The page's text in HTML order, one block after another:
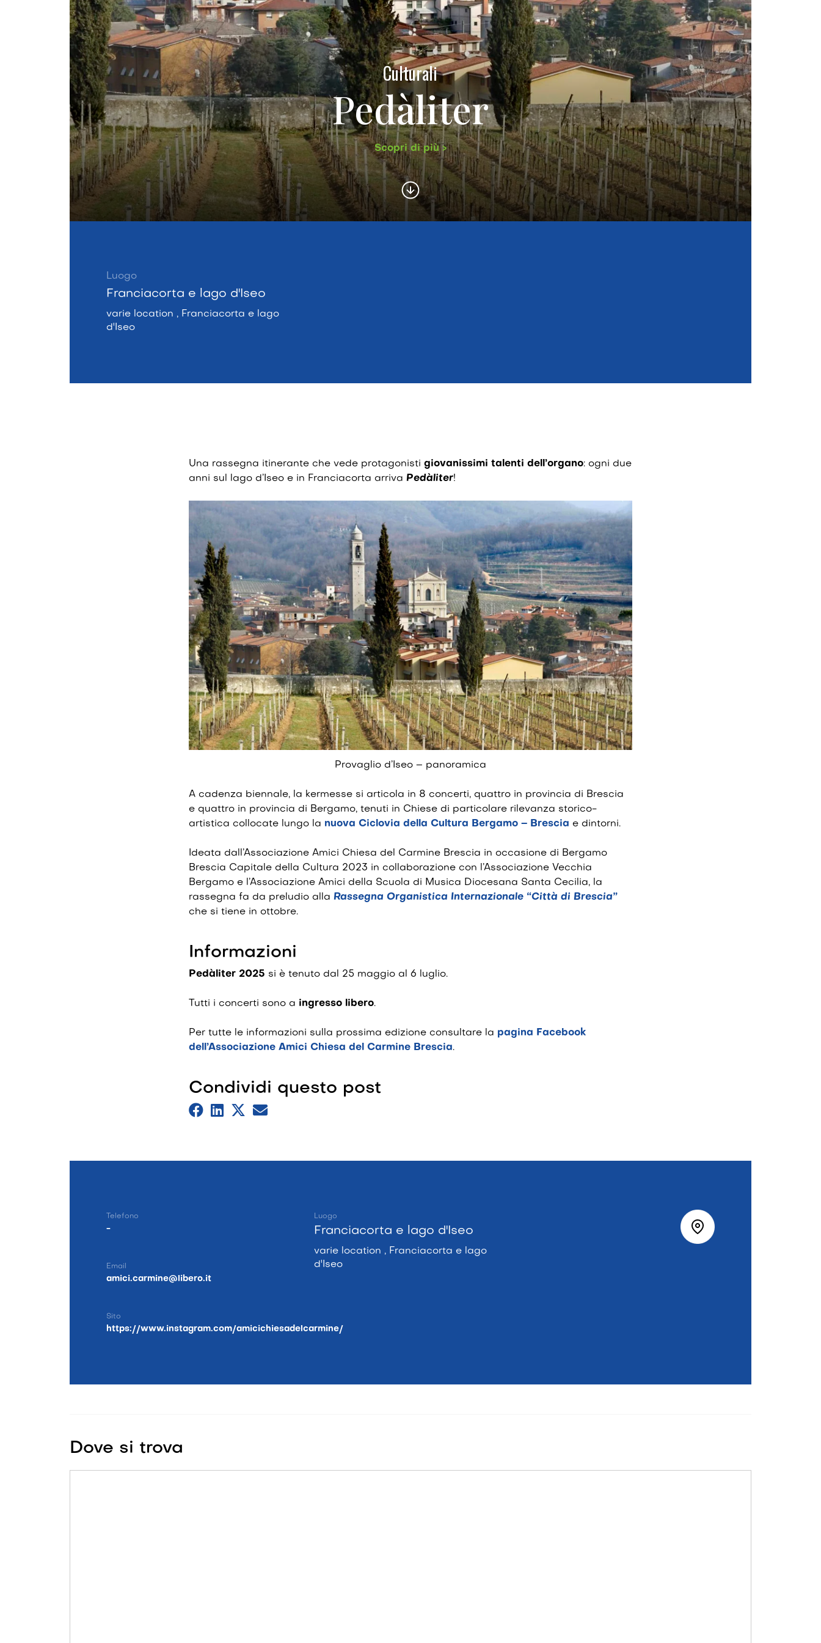
Culturali
Pedàliter
Scopri di più >
Luogo
Franciacorta e lago d'Iseo
varie location , Franciacorta e lago
d'Iseo
Una rassegna itinerante che vede protagonisti giovanissimi talenti dell’organo: ogni due
anni sul lago d’Iseo e in Franciacorta arriva Pedàliter!
Provaglio d’Iseo – panoramica
A cadenza biennale, la kermesse si articola in 8 concerti, quattro in provincia di Brescia
e quattro in provincia di Bergamo, tenuti in Chiese di particolare rilevanza storico-
artistica collocate lungo la nuova Ciclovia della Cultura Bergamo – Brescia e dintorni.
Ideata dall’Associazione Amici Chiesa del Carmine Brescia in occasione di Bergamo
Brescia Capitale della Cultura 2023 in collaborazione con l’Associazione Vecchia
Bergamo e l’Associazione Amici della Scuola di Musica Diocesana Santa Cecilia, la
rassegna fa da preludio alla Rassegna Organistica Internazionale “Città di Brescia”
che si tiene in ottobre.
Informazioni
Pedàliter 2025 si è tenuto dal 25 maggio al 6 luglio.
Tutti i concerti sono a ingresso libero.
Per tutte le informazioni sulla prossima edizione consultare la pagina Facebook
dell’Associazione Amici Chiesa del Carmine Brescia.
Condividi questo post
Telefono
-
Email
amici.carmine@libero.it
Sito
https://www.instagram.com/amicichiesadelcarmine/
Luogo
Franciacorta e lago d'Iseo
varie location , Franciacorta e lago
d'Iseo
Dove si trova